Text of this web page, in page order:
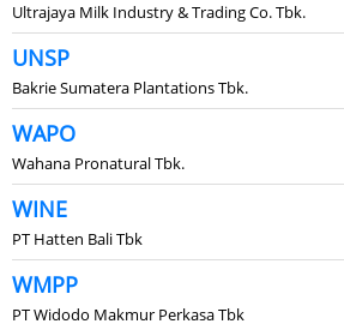
Ultrajaya Milk Industry & Trading Co. Tbk.
UNSP
Bakrie Sumatera Plantations Tbk.
WAPO
Wahana Pronatural Tbk.
WINE
PT Hatten Bali Tbk
WMPP
PT Widodo Makmur Perkasa Tbk